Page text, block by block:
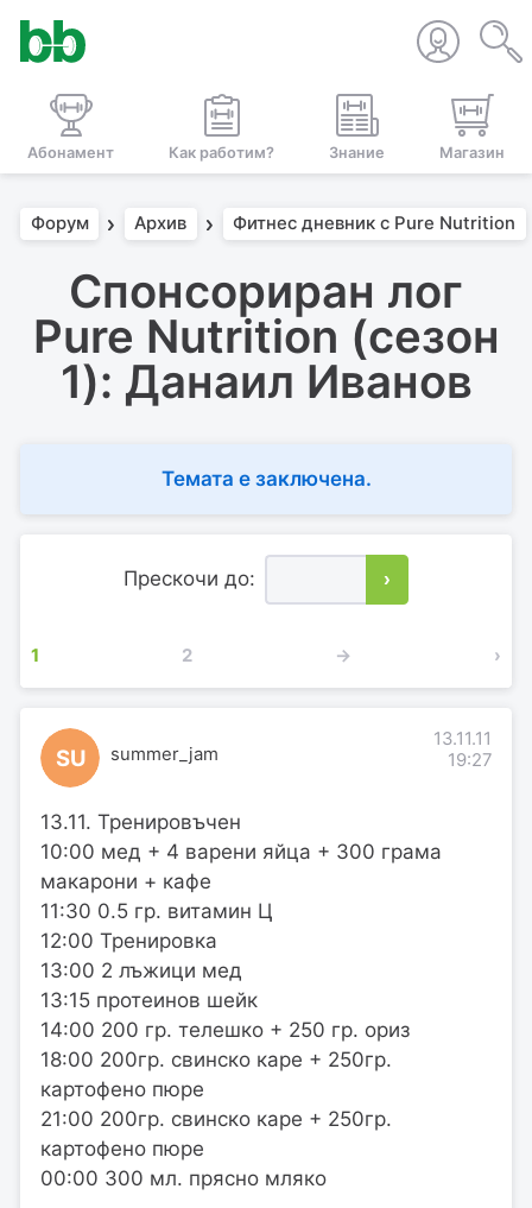
Абонамент Как работим? Знание Магазин
Форум Архив Фитнес дневник с Pure Nutrition
Спонсориран лог
Pure Nutrition (сезон
1): Данаил Иванов
Темата е заключена.
Прескочи до: ›
1 2 → ›
SU summer_jam
13.11.11
19:27
13.11. Тренировъчен
10:00 мед + 4 варени яйца + 300 грама
макарони + кафе
11:30 0.5 гр. витамин Ц
12:00 Тренировка
13:00 2 лъжици мед
13:15 протеинов шейк
14:00 200 гр. телешко + 250 гр. ориз
18:00 200гр. свинско каре + 250гр.
картофено пюре
21:00 200гр. свинско каре + 250гр.
картофено пюре
00:00 300 мл. прясно мляко